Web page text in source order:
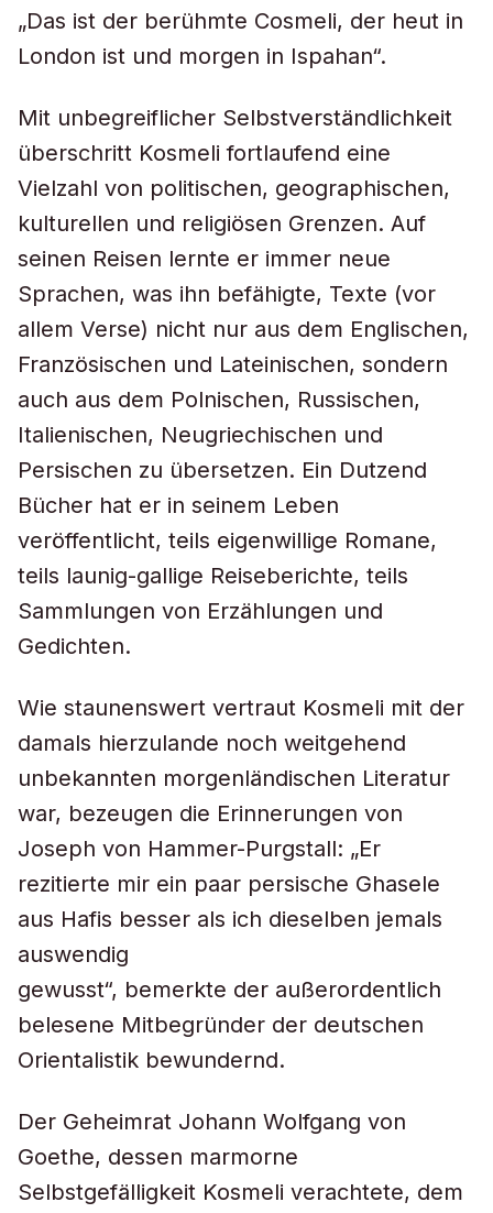
„Das ist der berühmte Cosmeli, der heut in
London ist und morgen in Ispahan“.
Mit unbegreiflicher Selbstverständlichkeit
überschritt Kosmeli fortlaufend eine
Vielzahl von politischen, geographischen,
kulturellen und religiösen Grenzen. Auf
seinen Reisen lernte er immer neue
Sprachen, was ihn befähigte, Texte (vor
allem Verse) nicht nur aus dem Englischen,
Französischen und Lateinischen, sondern
auch aus dem Polnischen, Russischen,
Italienischen, Neugriechischen und
Persischen zu übersetzen. Ein Dutzend
Bücher hat er in seinem Leben
veröffentlicht, teils eigenwillige Romane,
teils launig-gallige Reiseberichte, teils
Sammlungen von Erzählungen und
Gedichten.
Wie staunenswert vertraut Kosmeli mit der
damals hierzulande noch weitgehend
unbekannten morgenländischen Literatur
war, bezeugen die Erinnerungen von
Joseph von Hammer-Purgstall: „Er
rezitierte mir ein paar persische Ghasele
aus Hafis besser als ich dieselben jemals
auswendig
gewusst“, bemerkte der außerordentlich
belesene Mitbegründer der deutschen
Orientalistik bewundernd.
Der Geheimrat Johann Wolfgang von
Goethe, dessen marmorne
Selbstgefälligkeit Kosmeli verachtete, dem